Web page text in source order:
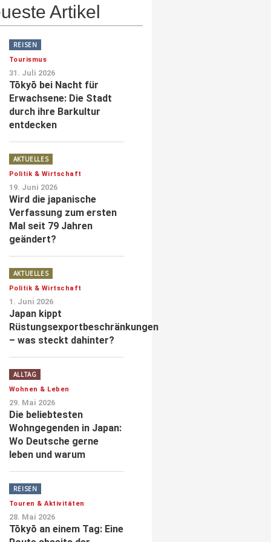
Artikel
REISEN
Tourismus
31. Juli 2026
Tōkyō bei Nacht für
Erwachsene: Die Stadt
durch ihre Barkultur
entdecken
AKTUELLES
Politik & Wirtschaft
19. Juni 2026
Wird die japanische
Verfassung zum ersten
Mal seit 79 Jahren
geändert?
AKTUELLES
Politik & Wirtschaft
1. Juni 2026
Japan kippt
Rüstungsexportbeschränkungen
– was steckt dahinter?
ALLTAG
Wohnen & Leben
29. Mai 2026
Die beliebtesten
Wohngegenden in Japan:
Wo Deutsche gerne
leben und warum
REISEN
Touren & Aktivitäten
28. Mai 2026
Tōkyō an einem Tag: Eine